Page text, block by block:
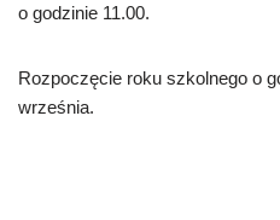
o godzinie 11.00.
Rozpoczęcie roku szkolnego o
września.